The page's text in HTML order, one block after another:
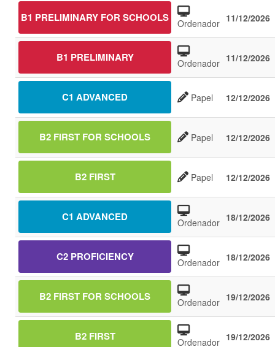
B1 PRELIMINARY FOR SCHOOLS Ordenador 11/12/2026
B1 PRELIMINARY Ordenador 11/12/2026
C1 ADVANCED Papel 12/12/2026
B2 FIRST FOR SCHOOLS Papel 12/12/2026
B2 FIRST Papel 12/12/2026
C1 ADVANCED Ordenador 18/12/2026
C2 PROFICIENCY Ordenador 18/12/2026
B2 FIRST FOR SCHOOLS Ordenador 19/12/2026
B2 FIRST Ordenador 19/12/2026